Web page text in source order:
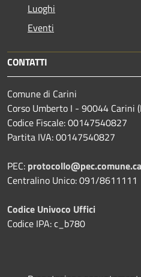
Luoghi
Eventi
CONTATTI
Comune di Carini
Corso Umberto I - 90044 Carini
Codice Fiscale: 00147540827
Partita IVA: 00147540827
PEC:
Centralino Unico: 091/8611111
Codice Univoco Uffici
Codice IPA: c_b780